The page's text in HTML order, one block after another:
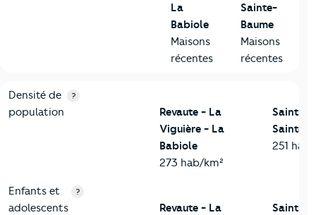
La
Babiole
Maisons
récentes
Sainte-
Baume
Maisons
récentes
2-Habitants
Critères Revaute - La Viguière - La Babiole
Densité de
population
?
Revaute - La
Viguière - La
Babiole
273 hab/km²
Saint-
Sainte-
251
Enfants et
adolescents
?
Revaute - La
Saint-